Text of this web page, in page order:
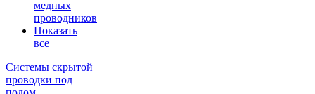
медных
проводников
Показать
все
Системы скрытой
проводки под